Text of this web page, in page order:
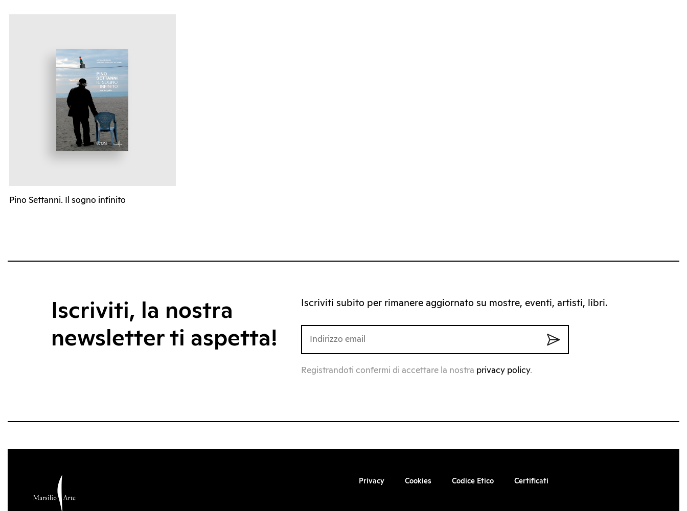
Pino Settanni. Il sogno infinito
Iscriviti, la nostra
newsletter ti aspetta!
Iscriviti subito per rimanere aggiornato su mostre, eventi, artisti, libri.
Registrandoti confermi di accettare la nostra privacy policy.
Privacy Cookies Codice Etico Certificati